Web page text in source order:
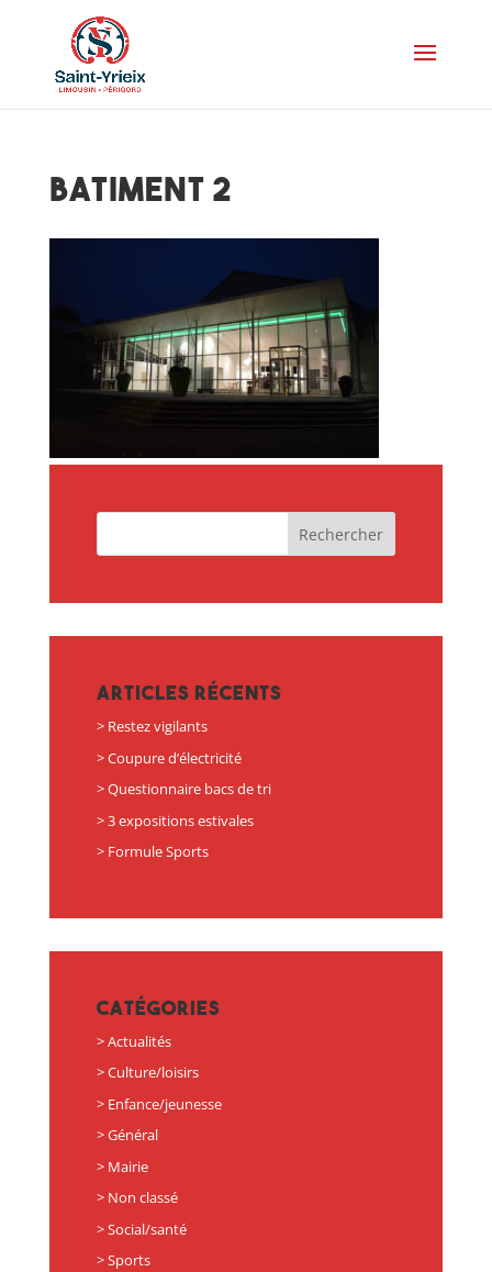
batiment 2
Articles récents
Restez vigilants
Coupure d’électricité
Questionnaire bacs de tri
3 expositions estivales
Formule Sports
Catégories
Actualités
Culture/loisirs
Enfance/jeunesse
Général
Mairie
Non classé
Social/santé
Sports